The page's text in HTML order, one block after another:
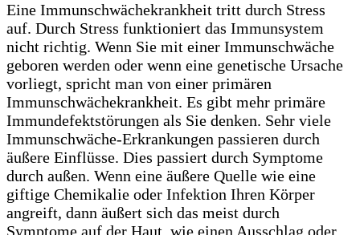
Eine Immunschwächekrankheit tritt durch Stress
auf. Durch Stress funktioniert das Immunsystem
nicht richtig. Wenn Sie mit einer Immunschwäche
geboren werden oder wenn eine genetische Ursache
vorliegt, spricht man von einer primären
Immunschwächekrankheit. Es gibt mehr primäre
Immundefektstörungen als Sie denken. Sehr viele
Immunschwäche-Erkrankungen passieren durch
äußere Einflüsse. Dies passiert durch Symptome
durch außen. Wenn eine äußere Quelle wie eine
giftige Chemikalie oder Infektion Ihren Körper
angreift, dann äußert sich das meist durch
Symptome auf der Haut, wie einen Ausschlag oder